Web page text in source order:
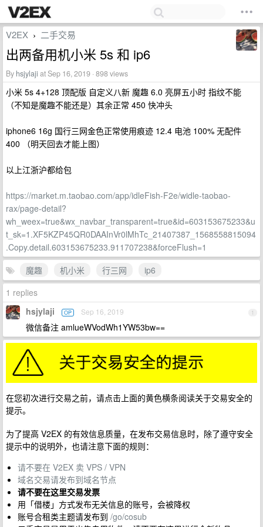
V2EX › 二手交易
出两备用机小米 5s 和 ip6
By hsjylaji at Sep 16, 2019 · 898 views
小米 5s 4+128 顶配版 自定义八新 魔趣 6.0 亮屏五小时 指纹不能
（不知是魔趣不能还是）其余正常 450 快冲头
iphone6 16g 国行三网金色正常使用痕迹 12.4 电池 100% 无配件
400 （明天回去才能上图）
以上江浙沪都给包
https://market.m.taobao.com/app/idleFish-F2e/widle-taobao-
rax/page-detail?
wh_weex=true&wx_navbar_transparent=true&id=603153675233&u
t_sk=1.XF5KZP45QR0DAAInVr0lMhTc_21407387_1568558815094
.Copy.detail.603153675233.911707238&forceFlush=1
魔趣
机小米 行三网
ip6
1 replies
1
hsjylaji OP Sep 16, 2019
微信备注 amlueWVodWh1YW53bw==
在您初次进行交易之前，请点击上面的黄色横条阅读关于交易安全的
提示。
为了提高 V2EX 的有效信息质量，在发布交易信息时，除了遵守安全
提示中的说明外，也请注意下面的规则：
请不要在 V2EX 卖 VPS / VPN
域名交易请发布到域名节点
请不要在这里交易发票
用「借楼」方式发布无关信息的账号，会被降权
账号合租类主题请发布到 /go/cosub